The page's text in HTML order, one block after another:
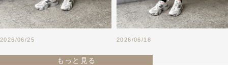
2026/06/25 2026/06/18
もっと見る